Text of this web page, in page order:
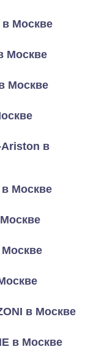
в Москве
Москве
Москве
Ariston в
в Москве
Москве
в Москве
в Москве